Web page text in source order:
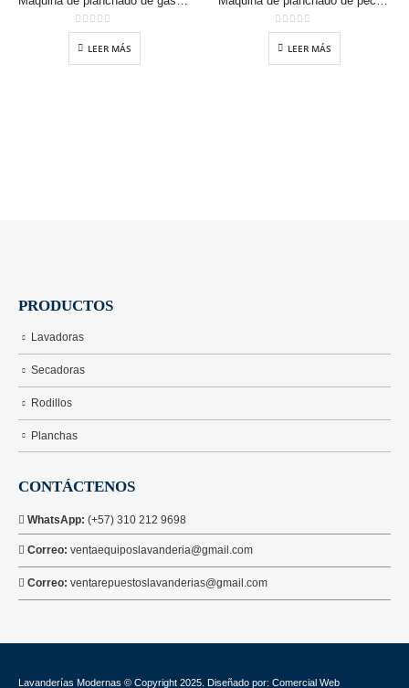
0out of 5
LEER MÁS
0out of 5
LEER MÁS
PRODUCTOS
Lavadoras
Secadoras
Rodillos
Planchas
CONTÁCTENOS
WhatsApp: (+57) 310 212 9698
Correo: ventaequiposlavanderia@gmail.com
Correo: ventarepuestoslavanderias@gmail.com
Lavanderías Modernas © Copyright 2025. Diseñado por: Comercial Web